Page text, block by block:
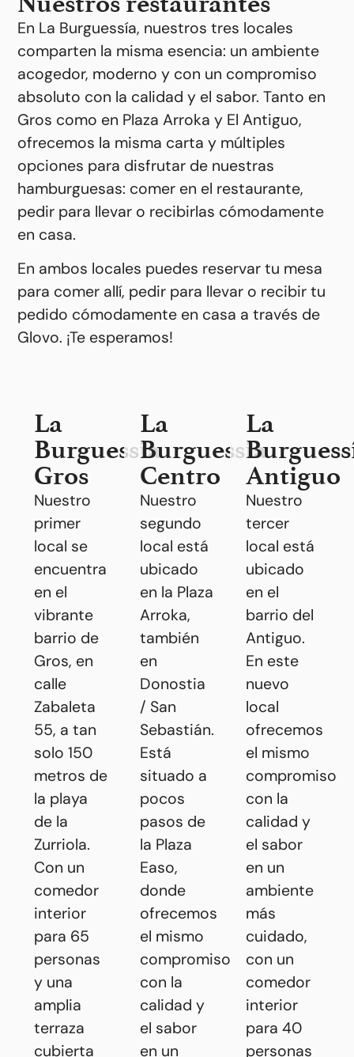
En La Burguessía, nuestros tres locales
comparten la misma esencia: un ambiente
acogedor, moderno y con un compromiso
absoluto con la calidad y el sabor. Tanto en
Gros como en Plaza Arroka y El Antiguo,
ofrecemos la misma carta y múltiples
opciones para disfrutar de nuestras
hamburguesas: comer en el restaurante,
pedir para llevar o recibirlas cómodamente
en casa.
En ambos locales puedes reservar tu mesa
para comer allí, pedir para llevar o recibir tu
pedido cómodamente en casa a través de
Glovo. ¡Te esperamos!
La
Burguessía
Gros
Nuestro
primer
local se
encuentra
en el
vibrante
barrio de
Gros, en
calle
Zabaleta
55, a tan
solo 150
metros de
la playa
de la
Zurriola.
Con un
comedor
interior
para 65
personas
y una
amplia
terraza
cubierta
La
Burguessía
Centro
Nuestro
segundo
local está
ubicado
en la Plaza
Arroka,
también
en
Donostia
/ San
Sebastián.
Está
situado a
pocos
pasos de
la Plaza
Easo,
donde
ofrecemos
el mismo
compromiso
con la
calidad y
el sabor
en un
La
Antiguo
Nuestro
tercer
local está
ubicado
en el
barrio del
Antiguo.
En este
nuevo
local
ofrecemos
el mismo
compromiso
con la
calidad y
el sabor
en un
ambiente
más
cuidado,
con un
comedor
interior
para 40
personas